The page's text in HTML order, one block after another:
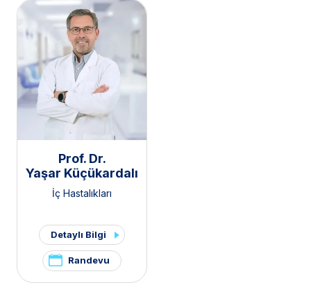
Prof. Dr.
Yaşar Küçükardalı
İç Hastalıkları
Detaylı Bilgi
Randevu